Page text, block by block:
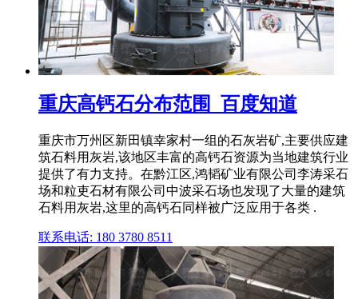
重庆高钙石分布范围_百度知道
重庆市万州区新田镇幸家村一组的石灰岩矿,主要供应建
筑石料用灰岩,该地区丰富的高钙石资源为当地建筑行业
提供了有力支持。在黔江区,鸿韬矿业有限公司李涛采石
场和粒吏石材有限公司中波采石场也发现了大量的建筑
石料用灰岩,这里的高钙石同样被广泛应用于各类 .
联系电话: 180 3780 8511